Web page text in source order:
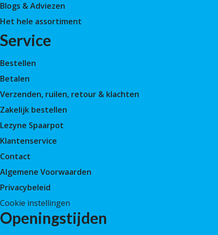
Blogs & Adviezen
Het hele assortiment
Service
Bestellen
Betalen
Verzenden, ruilen, retour & klachten
Zakelijk bestellen
Lezyne Spaarpot
Klantenservice
Contact
Algemene Voorwaarden
Privacybeleid
Cookie instellingen
Openingstijden